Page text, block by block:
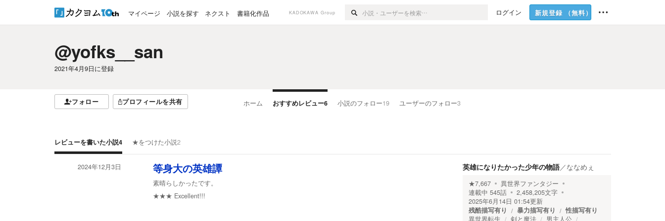
マイページ 小説を探す ネクスト 書籍化作品 KADOKAWA Group ログイン 新規登録 （無料）
@yofks__san
2021年4月9日に登録
フォロー プロフィールを共有 ホーム おすすめレビュー6 小説のフォロー19 ユーザーのフォロー3
レビューを書いた小説4 ★をつけた小説2
2024年12月3日 等身大の英雄譚
素晴らしかったです。
★★★ Excellent!!!
英雄になりたかった少年の物語／ななめぇ
★7,667
異世界ファンタジー
連載中 545話 2,458,205文字
2025年6月14日 01:54更新
残酷描写有り
暴力描写有り
性描写有り
異世界転生
剣と魔法 男主人公